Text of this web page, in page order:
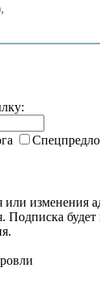
изменения
Подписка